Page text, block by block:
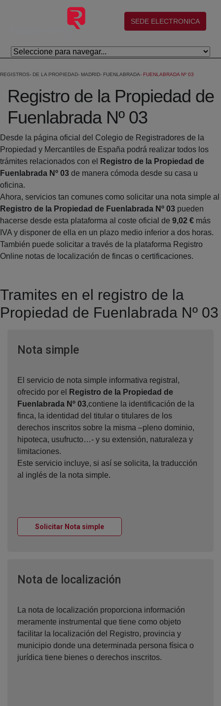
Salta al contingut principal
(abre en nueva ventana)
SEDE ELECTRONICA
REGISTROS DE LA PROPIEDAD MADRID FUENLABRADA FUENLABRADA Nº 03
Registro de la Propiedad de
Fuenlabrada Nº 03
Desde la página oficial del Colegio de Registradores de la
Propiedad y Mercantiles de España podrá realizar todos los
trámites relacionados con el
Registro de la Propiedad de
Fuenlabrada Nº 03 de manera cómoda desde su casa u
oficina.
Ahora, servicios tan comunes como solicitar una nota simple al
Registro de la Propiedad de Fuenlabrada Nº 03 pueden
hacerse desde esta plataforma al coste oficial de 9,02 € más
IVA y disponer de ella en un plazo medio inferior a dos horas.
También puede solicitar a través de la plataforma Registro
Online notas de localización de fincas o certificaciones.
Tramites en el registro de la
Propiedad de Fuenlabrada Nº 03
Nota simpleVentana nueva
El servicio de nota simple informativa registral,
ofrecido por el
Registro de la Propiedad de
Fuenlabrada Nº 03,contiene la identificación de la
finca, la identidad del titular o titulares de los
derechos inscritos sobre la misma –pleno dominio,
hipoteca, usufructo…- y su extensión, naturaleza y
limitaciones.
Este servicio incluye, si así se solicita, la traducción
al inglés de la nota simple.
Solicitar Nota simpleVentana nueva
Nota de localización
La nota de localización proporciona información
meramente instrumental que tiene como objeto
facilitar la localización del Registro, provincia y
municipio donde una determinada persona física o
jurídica tiene bienes o derechos inscritos.